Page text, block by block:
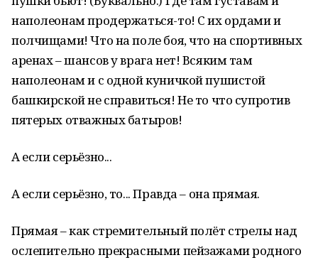
наполеонам продержаться-то! С их ордами и
полчищами! Что на поле боя, что на спортивных
аренах – шансов у врага нет! Всяким там
наполеонам и с одной куничкой пушистой
башкирской не справиться! Не то что супротив
пятерых отважных батыров!
А если серьёзно...
А если серьёзно, то... Правда – она прямая.
Прямая – как стремительный полёт стрелы над
ослепительно прекрасными пейзажами родного